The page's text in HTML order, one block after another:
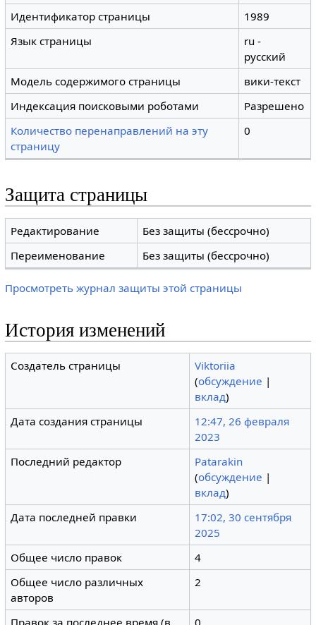
Идентификатор страницы
1989
Язык страницы
ru -
русский
Модель содержимого страницы
вики-текст
Индексация поисковыми роботами
Разрешено
Количество перенаправлений на эту
страницу
0
Защита страницы
Редактирование
Без защиты (бессрочно)
Переименование
Без защиты (бессрочно)
Просмотреть журнал защиты этой страницы
История изменений
Создатель страницы
Viktoriia
(обсуждение |
вклад)
Дата создания страницы
12:47, 26 февраля
2023
Последний редактор
Patarakin
(обсуждение |
вклад)
Дата последней правки
17:02, 30 сентября
2025
Общее число правок
4
Общее число различных
авторов
2